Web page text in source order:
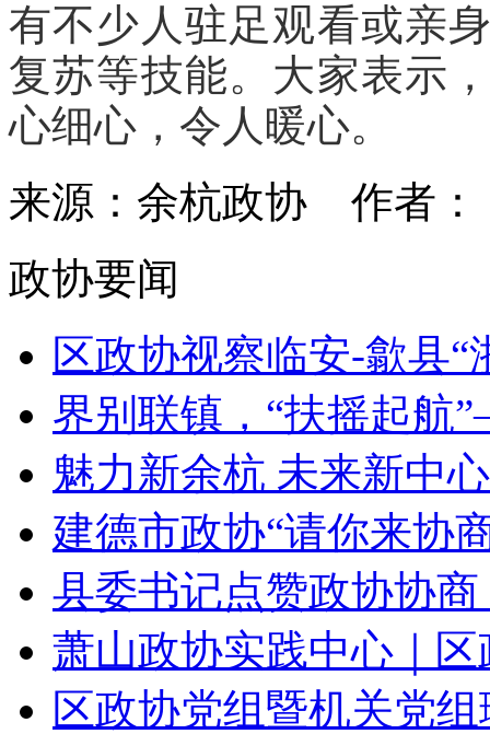
有不少人驻足观看或亲
复苏等技能。大家表示
心细心，令人暖心。
来源：余杭政协 作者
政协要闻
区政协视察临安-歙县“
界别联镇，“扶摇起
魅力新余杭 未来新中
建德市政协“请你来协
县委书记点赞政协协
萧山政协实践中心｜
区政协党组暨机关党